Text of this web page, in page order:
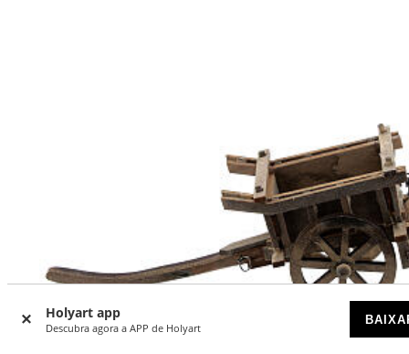
Holyart app
Descubra agora a APP de Holyart